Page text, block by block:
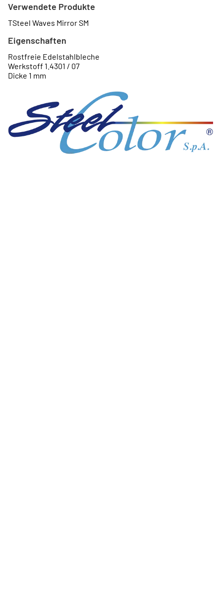
Verwendete Produkte
TSteel Waves Mirror SM
Eigenschaften
Rostfreie Edelstahlbleche
Werkstoff 1.4301 / 07
Dicke 1 mm